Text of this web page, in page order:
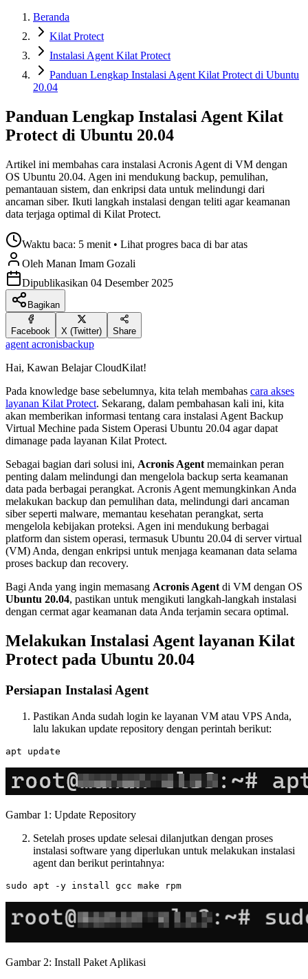
Beranda
Kilat Protect
Instalasi Agent Kilat Protect
Panduan Lengkap Instalasi Agent Kilat Protect di Ubuntu
20.04
Panduan Lengkap Instalasi Agent Kilat
Protect di Ubuntu 20.04
Artikel ini membahas cara instalasi Acronis Agent di VM dengan
OS Ubuntu 20.04. Agen ini mendukung backup, pemulihan,
pemantauan sistem, dan enkripsi data untuk melindungi dari
ancaman siber. Ikuti langkah instalasi dengan teliti agar keamanan
data terjaga optimal di Kilat Protect.
Waktu baca: 5 menit • Lihat progres baca di bar atas
Oleh Manan Imam Gozali
Dipublikasikan 04 Desember 2025
Bagikan
Facebook X (Twitter) Share
agent acronisbackup
Hai, Kawan Belajar CloudKilat!
Pada knowledge base sebelumnya, kita telah membahas cara akses
layanan Kilat Protect. Sekarang, dalam pembahasan kali ini, kita
akan memberikan informasi tentang cara instalasi Agent Backup
Virtual Mechine pada Sistem Operasi Ubuntu 20.04 agar dapat
dimanage pada layanan Kilat Protect.
Sebagai bagian dari solusi ini, Acronis Agent memainkan peran
penting dalam melindungi dan mengelola backup serta keamanan
data pada berbagai perangkat. Acronis Agent memungkinkan Anda
melakukan backup dan pemulihan data, melindungi dari ancaman
siber seperti malware, memantau kesehatan perangkat, serta
mengelola kebijakan proteksi. Agen ini mendukung berbagai
platform dan sistem operasi, termasuk Ubuntu 20.04 di server virtual
(VM) Anda, dengan enkripsi untuk menjaga keamanan data selama
proses backup dan recovery.
Bagi Anda yang ingin memasang Acronis Agent di VM dengan OS
Ubuntu 20.04, pastikan untuk mengikuti langkah-langkah instalasi
dengan cermat agar keamanan data Anda terjamin secara optimal.
Melakukan Instalasi Agent layanan Kilat
Protect pada Ubuntu 20.04
Persiapan Instalasi Agent
Pastikan Anda sudah login ke layanan VM atau VPS Anda,
lalu lakukan update repository dengan perintah berikut:
Gambar 1: Update Repository
Setelah proses update selesai dilanjutkan dengan proses
instalasi software yang diperlukan untuk melakukan instalasi
agent dan berikut perintahnya:
Gambar 2: Install Paket Aplikasi